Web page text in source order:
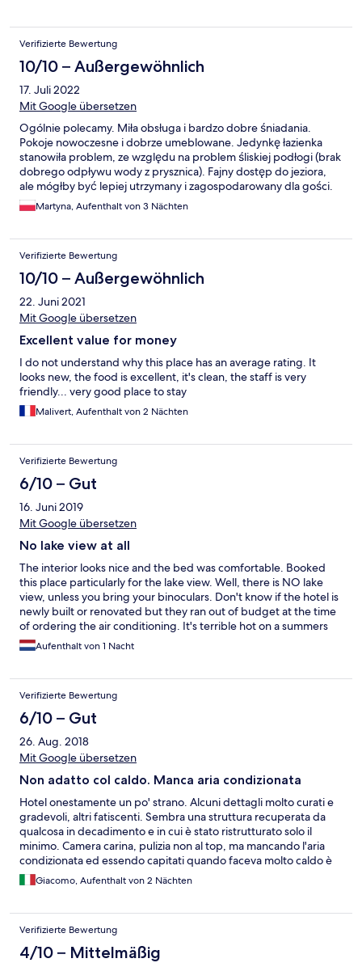
Verifizierte Bewertung
10/10 – Außergewöhnlich
17. Juli 2022
Mit Google übersetzen
Ogólnie polecamy. Miła obsługa i bardzo dobre śniadania.
Pokoje nowoczesne i dobrze umeblowane. Jedynkę łazienka
stanowiła problem, ze względu na problem śliskiej podłogi (brak
dobrego odpływu wody z prysznica). Fajny dostęp do jeziora,
ale mógłby być lepiej utrzymany i zagospodarowany dla gości.
Martyna, Aufenthalt von 3 Nächten
Verifizierte Bewertung
10/10 – Außergewöhnlich
22. Juni 2021
Mit Google übersetzen
Excellent value for money
I do not understand why this place has an average rating. It
looks new, the food is excellent, it's clean, the staff is very
friendly... very good place to stay
Malivert, Aufenthalt von 2 Nächten
Verifizierte Bewertung
6/10 – Gut
16. Juni 2019
Mit Google übersetzen
No lake view at all
The interior looks nice and the bed was comfortable. Booked
this place particularly for the lake view. Well, there is NO lake
view, unless you bring your binoculars. Don't know if the hotel is
newly built or renovated but they ran out of budget at the time
of ordering the air conditioning. It's terrible hot on a summers
day. The receptionist said that the absence of airco was
mentioned on the website. Checked both sites, but couldn't
was small in relation to the hotelroom. So there was no space to
install a glass wall or cabinet. If you take a shower, everything
gets wet.
Aufenthalt von 1 Nacht
Verifizierte Bewertung
6/10 – Gut
26. Aug. 2018
Mit Google übersetzen
Non adatto col caldo. Manca aria condizionata
Hotel onestamente un po' strano. Alcuni dettagli molto curati e
gradevoli, altri fatiscenti. Sembra una struttura recuperata da
qualcosa in decadimento e in cui è stato ristrutturato solo il
minimo. Camera carina, pulizia non al top, ma mancando l'aria
condizionata ed essendo capitati quando faceva molto caldo è
stato quasi invivibile. Anche il frigobar era finto. Posizione buona
con anche accesso al lago dall'altra parte della strada. Colazione
a notte).
Giacomo, Aufenthalt von 2 Nächten
Verifizierte Bewertung
4/10 – Mittelmäßig